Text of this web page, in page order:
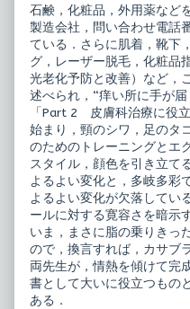
石鹸，化粧品，外用薬など
製造会社，問い合わせ電話
ている．さらに肌着，靴下
グ，レーザー脱毛，化粧品
光老化予防と改善）など，
述べられ，“痒い所に手が届
「Part 2 皮膚科治療に役
始まり，頸のシワ，足のタ
のためのトレーニングとエ
スタイル，顔色を引き立て
よるよい変化と，多岐多彩
よるよい変化が欠落してい
ールに対する寛容さを暗示
いま，まさに脂の乗りきっ
ので，換言すれば，カサブ
両先生が，情熱を傾けて完
書として大いに役立つもの
ある．